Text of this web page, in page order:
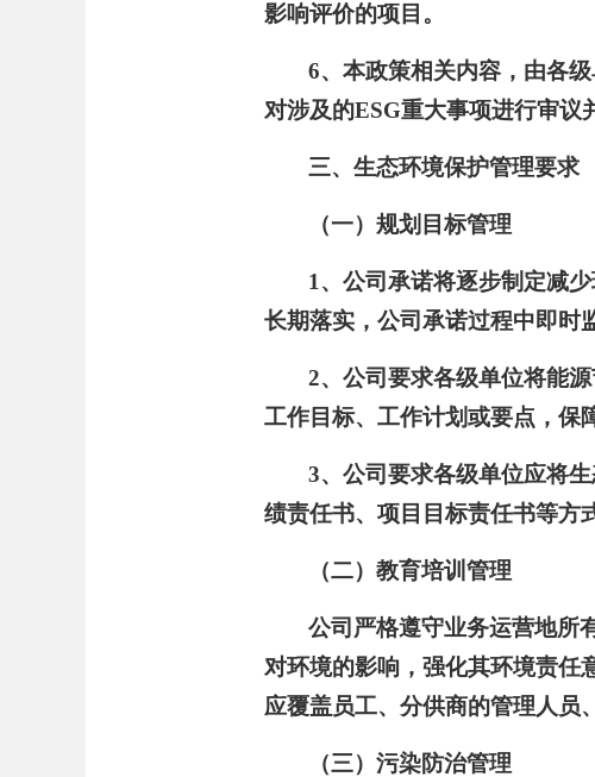
影响评价的项目。
6、本政策相关内容，由各
对涉及的ESG重大事项进行审议
三、生态环境保护管理要求
（一）规划目标管理
1、公司承诺将逐步制定减
长期落实，公司承诺过程中即时
2、公司要求各级单位将能
工作目标、工作计划或要点，保
3、公司要求各级单位应将
绩责任书、项目目标责任书等方
（二）教育培训管理
公司严格遵守业务运营地所
对环境的影响，强化其环境责任
应覆盖员工、分供商的管理人员
（三）污染防治管理